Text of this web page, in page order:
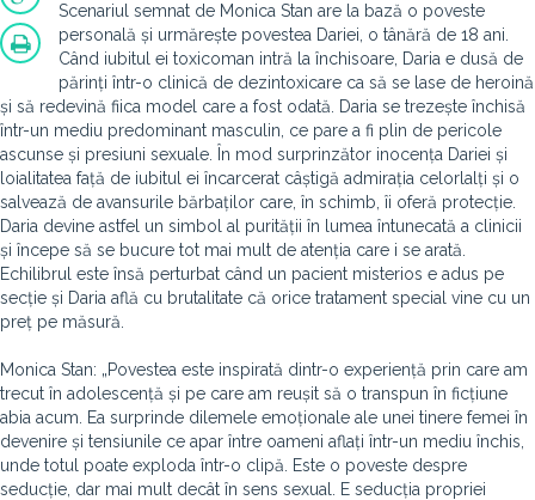
Scenariul semnat de Monica Stan are la bază o poveste
personală și urmărește povestea Dariei, o tânără de 18 ani.
Când iubitul ei toxicoman intră la închisoare, Daria e dusă de
părinți într-o clinică de dezintoxicare ca să se lase de heroină
și să redevină fiica model care a fost odată. Daria se trezește închisă
într-un mediu predominant masculin, ce pare a fi plin de pericole
ascunse și presiuni sexuale. În mod surprinzător inocența Dariei și
loialitatea față de iubitul ei încarcerat câștigă admirația celorlalți și o
salvează de avansurile bărbaților care, în schimb, îi oferă protecție.
Daria devine astfel un simbol al purității în lumea întunecată a clinicii
și începe să se bucure tot mai mult de atenția care i se arată.
Echilibrul este însă perturbat când un pacient misterios e adus pe
secție și Daria află cu brutalitate că orice tratament special vine cu un
preț pe măsură.
Monica Stan: „Povestea este inspirată dintr-o experiență prin care am
trecut în adolescență și pe care am reușit să o transpun în ficțiune
abia acum. Ea surprinde dilemele emoționale ale unei tinere femei în
devenire și tensiunile ce apar între oameni aflați într-un mediu închis,
unde totul poate exploda într-o clipă. Este o poveste despre
seducție, dar mai mult decât în sens sexual. E seducția propriei